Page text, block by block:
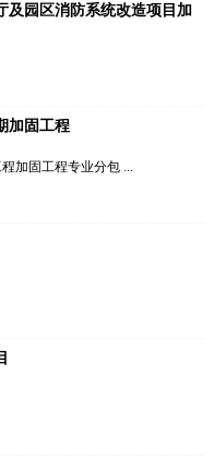
及园区消防系统改造项目加
加固工程
加固工程专业分包 ...